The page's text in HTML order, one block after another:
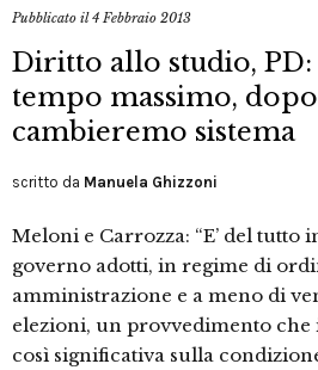
Pubblicato il4 Febbraio 2013
Diritto allo studio,
tempo massimo,
cambieremo sistema
scritto da Manuela Ghizzoni
Meloni e Carrozza: “E’ del tutto
governo adotti, in regime di
amministrazione e a meno di
elezioni, un provvedimento
così significativa sulla